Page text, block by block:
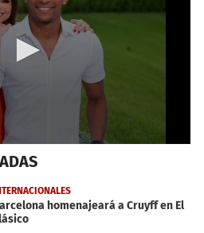
homenajeará a Cruyff en El